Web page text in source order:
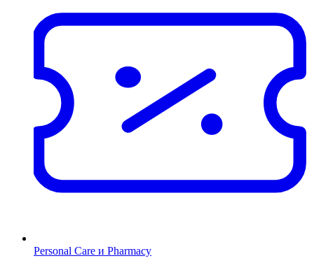
Personal Care и Pharmacy